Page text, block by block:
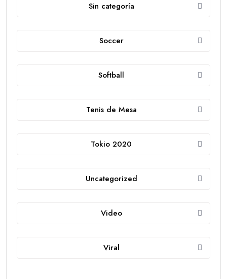
Sin categoría
Soccer
Softball
Tenis de Mesa
Tokio 2020
Uncategorized
Video
Viral